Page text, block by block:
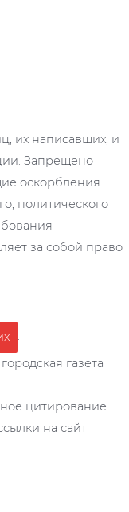
их написавших, и
Запрещено
оскорбления
политического
за собой право
.
газета
цитирование
на сайт